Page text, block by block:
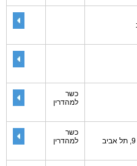
כשר
למהדרין
כשר
למהדרין